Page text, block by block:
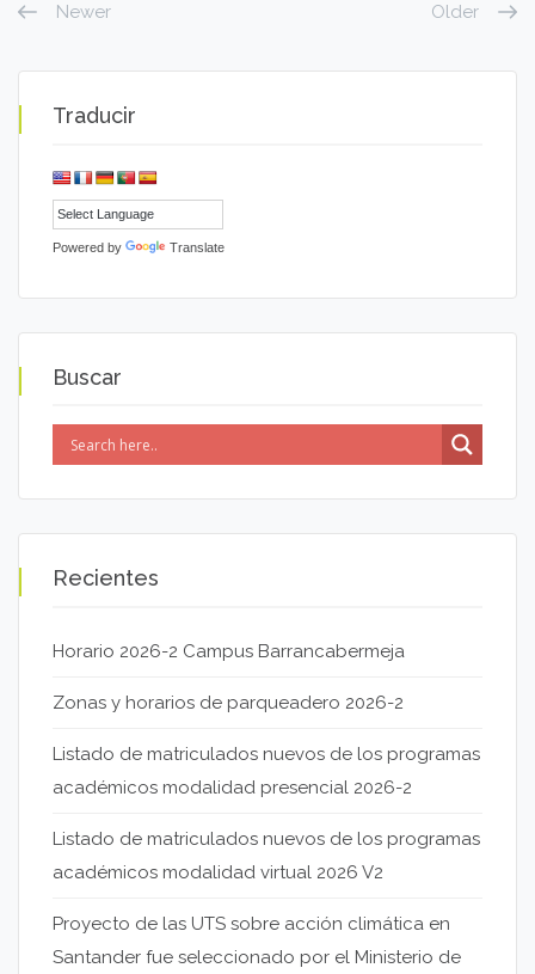
Newer Older
Traducir
Powered by Translate
Buscar
Recientes
Horario 2026-2 Campus Barrancabermeja
Zonas y horarios de parqueadero 2026-2
Listado de matriculados nuevos de los programas
académicos modalidad presencial 2026-2
Listado de matriculados nuevos de los programas
académicos modalidad virtual 2026 V2
Proyecto de las UTS sobre acción climática en
Santander fue seleccionado por el Ministerio de